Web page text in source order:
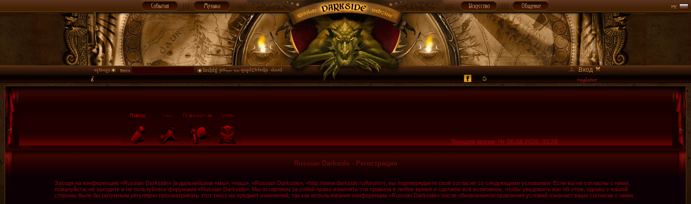
Вход
Текущее время: Чт 06.08.2026, 03:28
Russian Darkside - Регистрация
Заходя на конференцию «Russian Darkside» (в дальнейшем «мы», «наш», «Russian Darkside», «http://www.darkside.ru/forum»), вы подтверждаете своё согласие со следующими условиями. Если вы не согласны с ними,
пожалуйста, не заходите и не пользуйтесь форумами «Russian Darkside». Мы оставляем за собой право изменять эти правила в любое время и сделаем всё возможное, чтобы уведомить вас об этом, однако с вашей
стороны было бы разумным регулярно просматривать этот текст на предмет изменений, так как использование конференции «Russian Darkside» после обновления/исправления условий означает ваше согласие с ними.